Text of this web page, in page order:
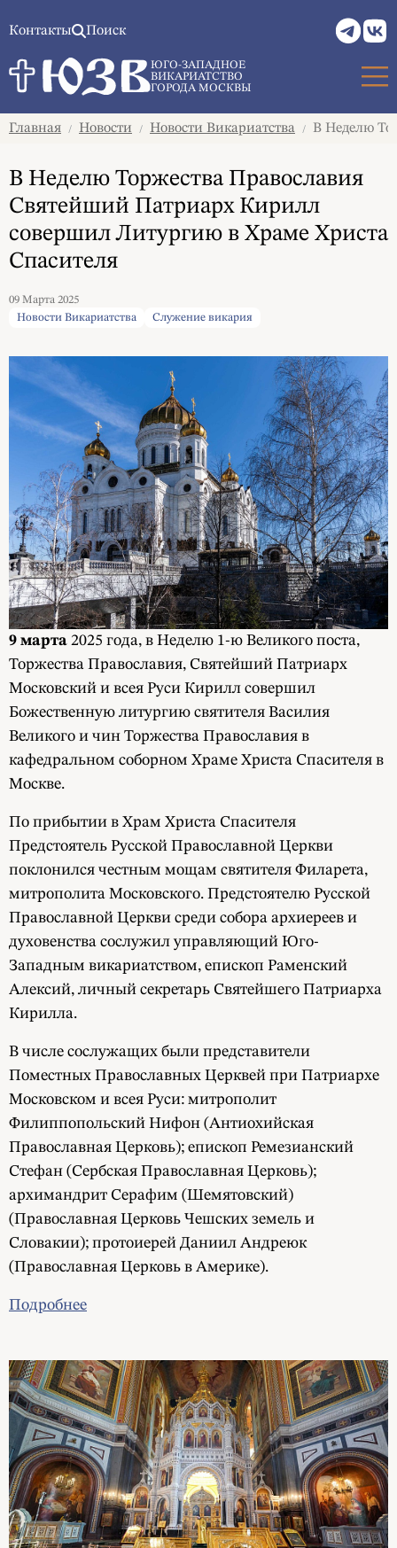
Контакты Поиск
ЮГО-ЗАПАДНОЕ
ВИКАРИАТСТВО
ГОРОДА МОСКВЫ
Главная / Новости / Новости Викариатства / В Неделю
В Неделю Торжества Православия
Святейший Патриарх Кирилл
совершил Литургию в Храме Христа
Спасителя
09 Марта 2025
Новости Викариатства
Служение викария
9 марта 2025 года, в Неделю 1-ю Великого поста,
Торжества Православия, Святейший Патриарх
Московский и всея Руси Кирилл совершил
Божественную литургию святителя Василия
Великого и чин Торжества Православия в
кафедральном соборном Храме Христа Спасителя в
Москве.
По прибытии в Храм Христа Спасителя
Предстоятель Русской Православной Церкви
поклонился честным мощам святителя Филарета,
митрополита Московского. Предстоятелю Русской
Православной Церкви среди собора архиереев и
духовенства сослужил управляющий Юго-
Западным викариатством, епископ Раменский
Алексий, личный секретарь Святейшего Патриарха
Кирилла.
В числе сослужащих были представители
Поместных Православных Церквей при Патриархе
Московском и всея Руси: митрополит
Филиппопольский Нифон (Антиохийская
Православная Церковь); епископ Ремезианский
Стефан (Сербская Православная Церковь);
архимандрит Серафим (Шемятовский)
(Православная Церковь Чешских земель и
Словакии); протоиерей Даниил Андреюк
(Православная Церковь в Америке).
Подробнее